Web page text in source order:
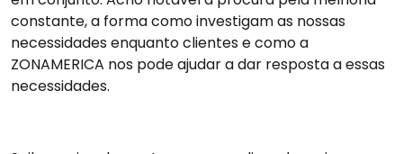
constante, a forma como investigam as nossas
necessidades enquanto clientes e como a
ZONAMERICA nos pode ajudar a dar resposta a essas
necessidades.